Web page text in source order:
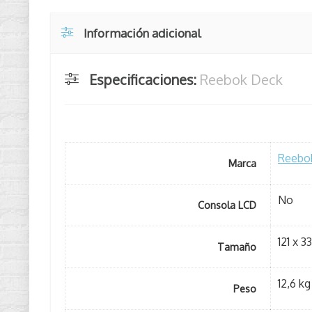
Información adicional
Especificaciones: Reebok Deck
Marca
Consola LCD No
Tamaño 121 x
Peso 12,6 kg